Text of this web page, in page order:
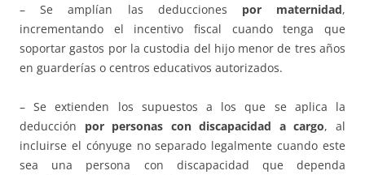
– Se amplían las deducciones por maternidad,
incrementando el incentivo fiscal cuando tenga que
soportar gastos por la custodia del hijo menor de tres años
en guarderías o centros educativos autorizados.
– Se extienden los supuestos a los que se aplica la
deducción por personas con discapacidad a cargo, al
incluirse el cónyuge no separado legalmente cuando este
sea una persona con discapacidad que dependa